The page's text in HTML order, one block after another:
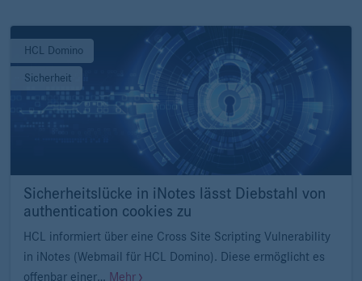
HCL Domino
Sicherheit
Sicherheitslücke in iNotes lässt Diebstahl von
authentication cookies zu
HCL informiert über eine Cross Site Scripting Vulnerability
in iNotes (Webmail für HCL Domino). Diese ermöglicht es
offenbar einer… Mehr